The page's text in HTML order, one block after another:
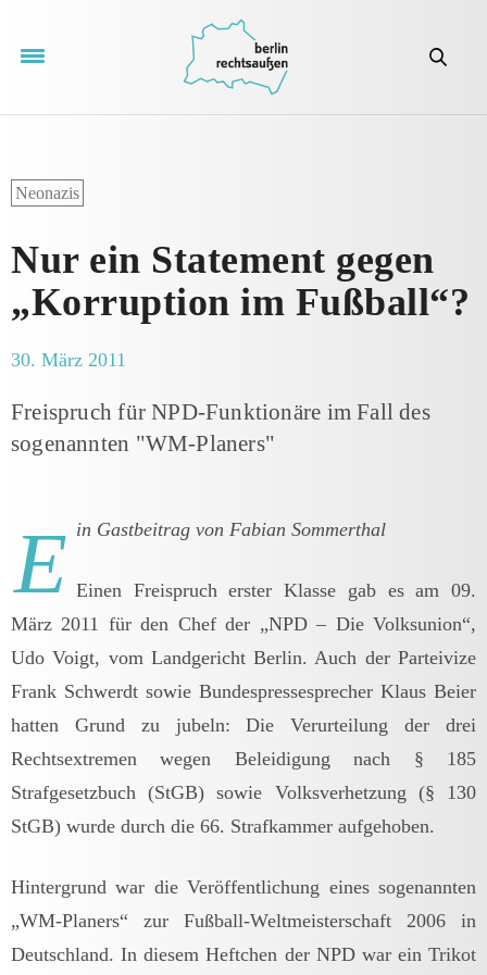
Neonazis
Nur ein Statement gegen
„Korruption im Fußball“?
30. März 2011
Freispruch für NPD-Funktionäre im Fall des
sogenannten "WM-Planers"
E in Gastbeitrag von Fabian Sommerthal
Einen Freispruch erster Klasse gab es am 09.
März 2011 für den Chef der „NPD – Die Volksunion“,
Udo Voigt, vom Landgericht Berlin. Auch der Parteivize
Frank Schwerdt sowie Bundespressesprecher Klaus Beier
hatten Grund zu jubeln: Die Verurteilung der drei
Rechtsextremen wegen Beleidigung nach § 185
Strafgesetzbuch (StGB) sowie Volksverhetzung (§ 130
StGB) wurde durch die 66. Strafkammer aufgehoben.
Hintergrund war die Veröffentlichung eines sogenannten
„WM-Planers“ zur Fußball-Weltmeisterschaft 2006 in
Deutschland. In diesem Heftchen der NPD war ein Trikot